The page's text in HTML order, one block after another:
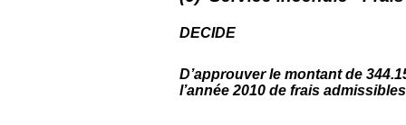
DECIDE
D’approuver le montant de
l’année 2010 de frais